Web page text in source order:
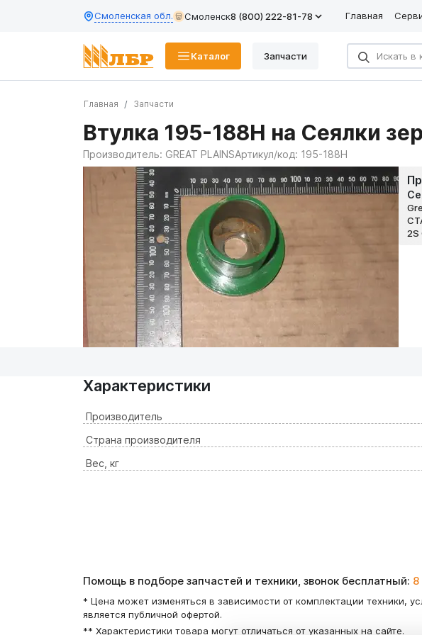
Смоленская обл. Смоленск8 (800) 222-81-78 Главная
Каталог Запчасти
Главная Запчасти
Втулка 195-188H на Сеялки
Производитель: GREAT PLAINSАртикул/код: 195-188H
2S
Характеристики
Производитель
Страна производителя
Вес, кг
Помощь в подборе запчастей и техники, звонок бесплатный:
* Цена может изменяться в зависимости от комплектации техники,
является публичной офертой.
** Характеристики товара могут отличаться от указанных на сайте.